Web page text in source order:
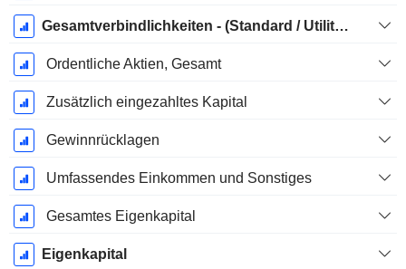
Gesamtverbindlichkeiten - (Standard / Utility Vorlage)
Ordentliche Aktien, Gesamt
Zusätzlich eingezahltes Kapital
Gewinnrücklagen
Umfassendes Einkommen und Sonstiges
Gesamtes Eigenkapital
Eigenkapital